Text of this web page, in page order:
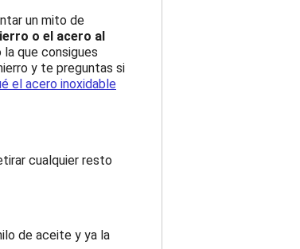
un mito de
o el acero al
la que consigues
y te preguntas si
el acero inoxidable
cualquier resto
de aceite y ya la